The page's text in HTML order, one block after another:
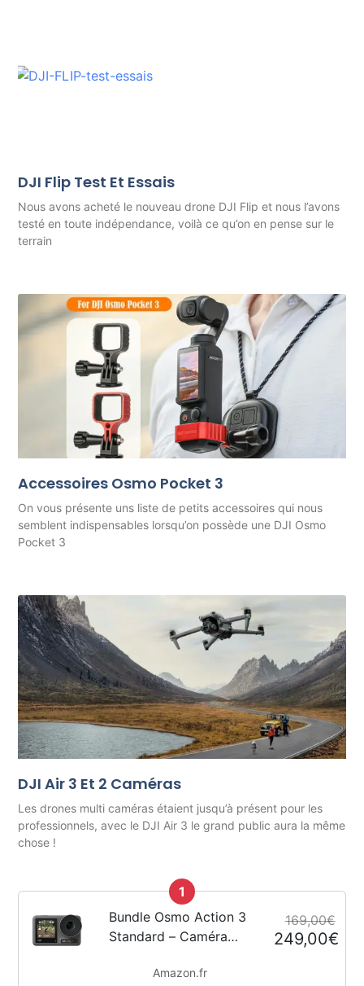
DJI Flip Test Et Essais
Nous avons acheté le nouveau drone DJI Flip et nous l’avons
testé en toute indépendance, voilà ce qu’on en pense sur le
terrain
Accessoires Osmo Pocket 3
On vous présente uns liste de petits accessoires qui nous
semblent indispensables lorsqu’on possède une DJI Osmo
Pocket 3
DJI Air 3 Et 2 Caméras
Les drones multi caméras étaient jusqu’à présent pour les
professionnels, avec le DJI Air 3 le grand public aura la même
chose !
1
Bundle Osmo Action 3
Standard – Caméra
super large,
169,00€
249,00€
Amazon.fr